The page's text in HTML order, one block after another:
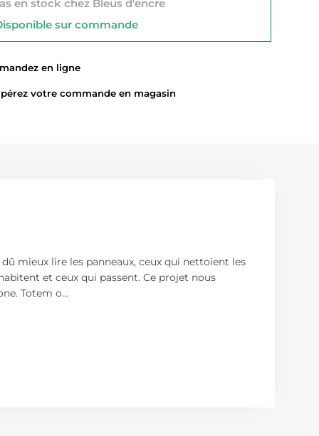
en stock chez Bleus d'encre
sur commande
en ligne
votre commande en magasin
mieux lire les panneaux, ceux qui nettoient les
et ceux qui passent. Ce projet nous
Totem o...